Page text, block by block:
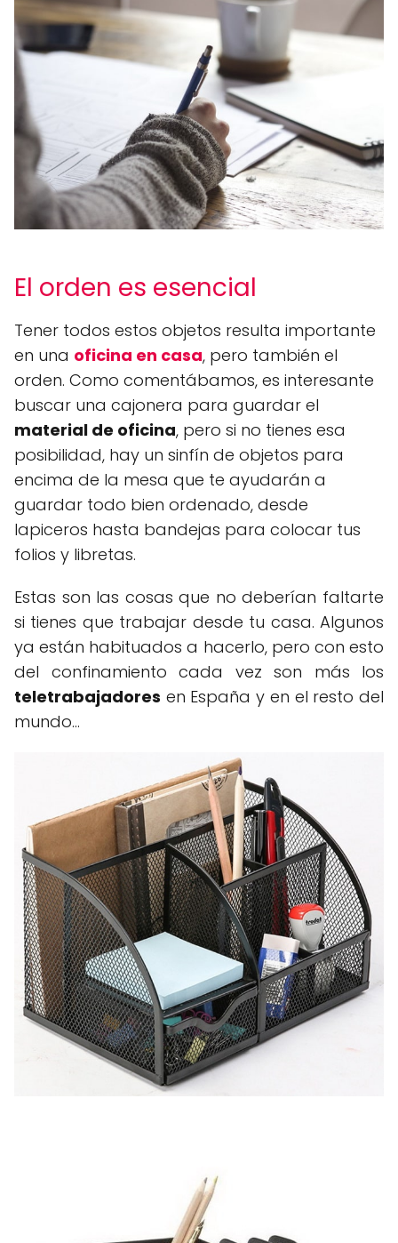
El orden es esencial
Tener todos estos objetos resulta importante
en una oficina en casa, pero también el
orden. Como comentábamos, es interesante
buscar una cajonera para guardar el
material de oficina, pero si no tienes esa
posibilidad, hay un sinfín de objetos para
encima de la mesa que te ayudarán a
guardar todo bien ordenado, desde
lapiceros hasta bandejas para colocar tus
folios y libretas.
Estas son las cosas que no deberían faltarte
si tienes que trabajar desde tu casa. Algunos
ya están habituados a hacerlo, pero con esto
del confinamiento cada vez son más los
teletrabajadores en España y en el resto del
mundo...